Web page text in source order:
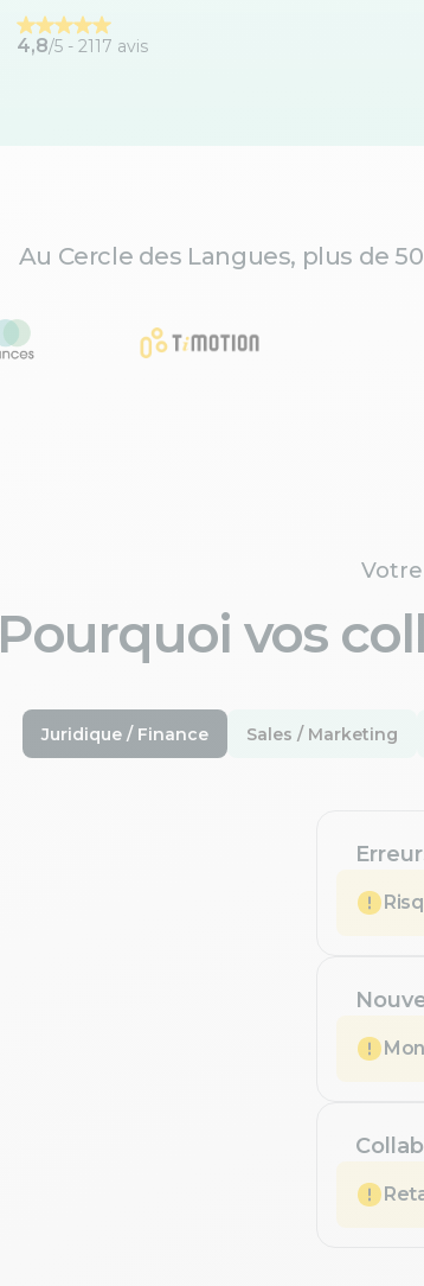
4,8/5 - 2117 avis
Au Cercle des Langues, plus de
Pourquoi vos
Juridique / Finance Sales / Marketing